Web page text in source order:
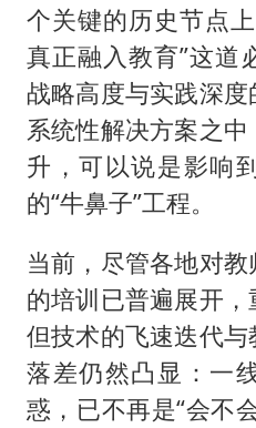
个关键的历史节点
真正融入教育”这道
战略高度与实践深
系统性解决方案之
升，可以说是影响
的“牛鼻子”工程。
当前，尽管各地对
的培训已普遍展开，
但技术的飞速迭代
落差仍然凸显：一
惑，已不再是“会不